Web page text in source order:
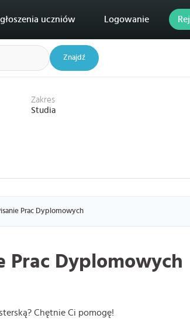
uczniów Logowanie
Znajdź
Zakres
Studia
Prac Dyplomowych
Prac Dyplomowych
Chętnie Ci pomogę!